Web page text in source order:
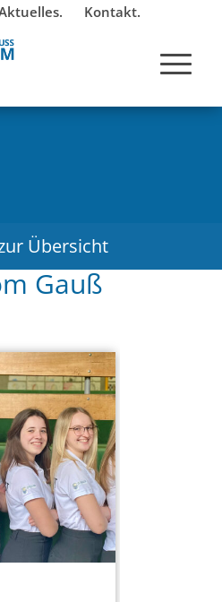
Kontakt.
Übersicht
Gauß